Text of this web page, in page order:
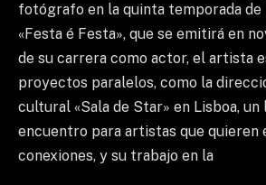
fotógrafo en la quinta temporada de
«Festa é Festa», que se emitirá en
de su carrera como actor, el artista
proyectos paralelos, como la
cultural «Sala de Star» en Lisboa, un
encuentro para artistas que quieren
conexiones, y su trabajo en la